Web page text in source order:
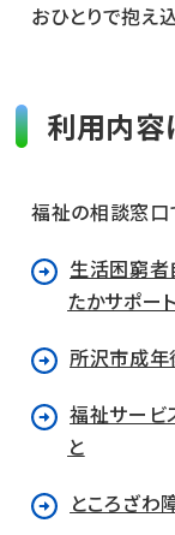
おひとりで抱え
利用内容
福祉の相談窓口
生活困窮者
たかサポー
所沢市成年
福祉サービ
と
ところざわ